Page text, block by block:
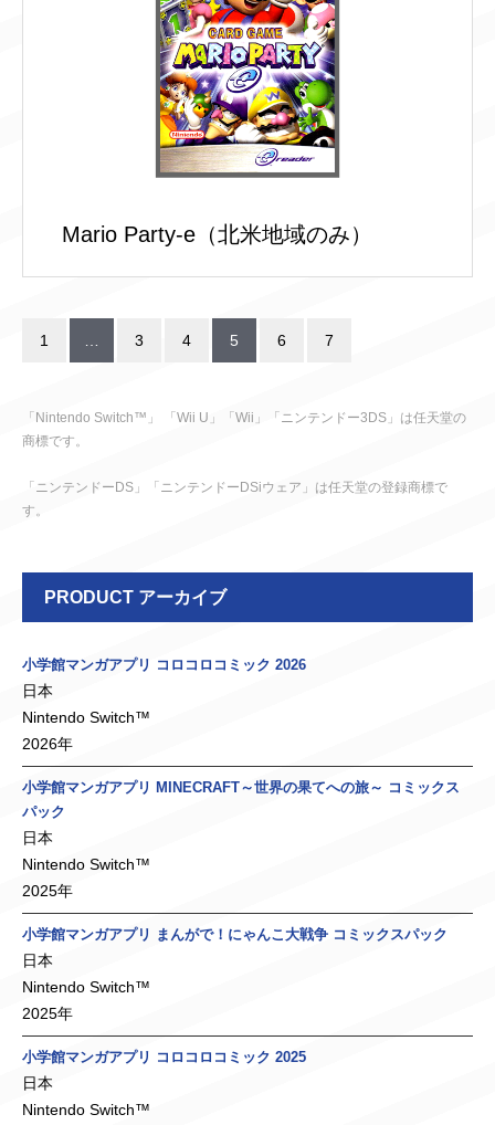
Mario Party-e（北米地域のみ）
1 3 4 5 6 7
「Nintendo Switch™」 「Wii U」「Wii」「ニンテンドー3DS」は任天堂の
商標です。
「ニンテンドーDS」「ニンテンドーDSiウェア」は任天堂の登録商標で
す。
PRODUCT アーカイブ
小学館マンガアプリ コロコロコミック 2026
日本
Nintendo Switch™
2026年
小学館マンガアプリ MINECRAFT～世界の果てへの旅～ コミックス
パック
日本
Nintendo Switch™
2025年
小学館マンガアプリ まんがで！にゃんこ大戦争 コミックスパック
日本
Nintendo Switch™
2025年
小学館マンガアプリ コロコロコミック 2025
日本
Nintendo Switch™